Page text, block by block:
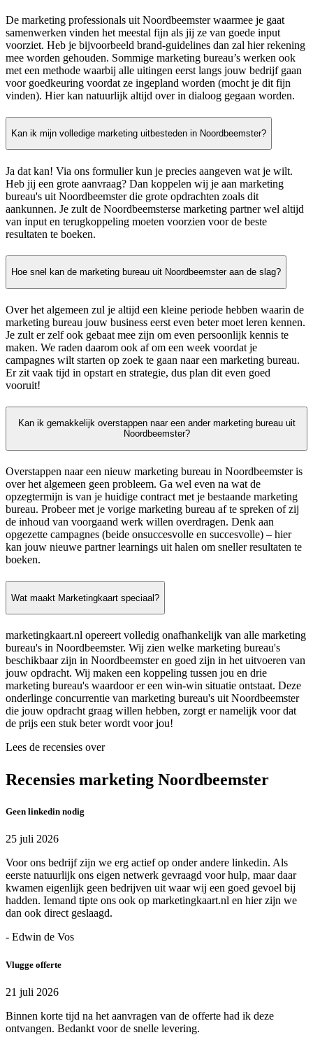
De marketing professionals uit Noordbeemster waarmee je gaat
samenwerken vinden het meestal fijn als jij ze van goede input
voorziet. Heb je bijvoorbeeld brand-guidelines dan zal hier rekening
mee worden gehouden. Sommige marketing bureau’s werken ook
met een methode waarbij alle uitingen eerst langs jouw bedrijf gaan
voor goedkeuring voordat ze ingepland worden (mocht je dit fijn
vinden). Hier kan natuurlijk altijd over in dialoog gegaan worden.
Kan ik mijn volledige marketing uitbesteden in Noordbeemster?
Ja dat kan! Via ons formulier kun je precies aangeven wat je wilt.
Heb jij een grote aanvraag? Dan koppelen wij je aan marketing
bureau's uit Noordbeemster die grote opdrachten zoals dit
aankunnen. Je zult de Noordbeemsterse marketing partner wel altijd
van input en terugkoppeling moeten voorzien voor de beste
resultaten te boeken.
Hoe snel kan de marketing bureau uit Noordbeemster aan de slag?
Over het algemeen zul je altijd een kleine periode hebben waarin de
marketing bureau jouw business eerst even beter moet leren kennen.
Je zult er zelf ook gebaat mee zijn om even persoonlijk kennis te
maken. We raden daarom ook af om een week voordat je
campagnes wilt starten op zoek te gaan naar een marketing bureau.
Er zit vaak tijd in opstart en strategie, dus plan dit even goed
vooruit!
Kan ik gemakkelijk overstappen naar een ander marketing bureau uit
Noordbeemster?
Overstappen naar een nieuw marketing bureau in Noordbeemster is
over het algemeen geen probleem. Ga wel even na wat de
opzegtermijn is van je huidige contract met je bestaande marketing
bureau. Probeer met je vorige marketing bureau af te spreken of zij
de inhoud van voorgaand werk willen overdragen. Denk aan
opgezette campagnes (beide onsuccesvolle en succesvolle) – hier
kan jouw nieuwe partner learnings uit halen om sneller resultaten te
boeken.
Wat maakt Marketingkaart speciaal?
marketingkaart.nl opereert volledig onafhankelijk van alle marketing
bureau's in Noordbeemster. Wij zien welke marketing bureau's
beschikbaar zijn in Noordbeemster en goed zijn in het uitvoeren van
jouw opdracht. Wij maken een koppeling tussen jou en drie
marketing bureau's waardoor er een win-win situatie ontstaat. Deze
onderlinge concurrentie van marketing bureau's uit Noordbeemster
die jouw opdracht graag willen hebben, zorgt er namelijk voor dat
de prijs een stuk beter wordt voor jou!
Lees de recensies over
Recensies marketing Noordbeemster
Geen linkedin nodig
25 juli 2026
Voor ons bedrijf zijn we erg actief op onder andere linkedin. Als
eerste natuurlijk ons eigen netwerk gevraagd voor hulp, maar daar
kwamen eigenlijk geen bedrijven uit waar wij een goed gevoel bij
hadden. Iemand tipte ons ook op marketingkaart.nl en hier zijn we
dan ook direct geslaagd.
- Edwin de Vos
Vlugge offerte
21 juli 2026
Binnen korte tijd na het aanvragen van de offerte had ik deze
ontvangen. Bedankt voor de snelle levering.